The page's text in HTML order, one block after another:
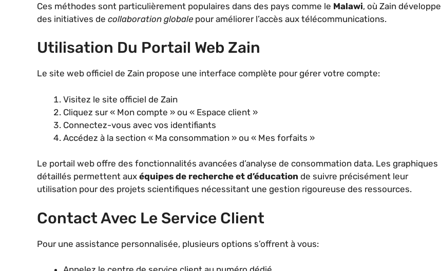
Ces méthodes sont particulièrement populaires dans des pays comme le Malawi, où Zain développe
des initiatives de collaboration globale pour améliorer l’accès aux télécommunications.
Utilisation Du Portail Web Zain
Le site web officiel de Zain propose une interface complète pour gérer votre compte:
Visitez le site officiel de Zain
Cliquez sur « Mon compte » ou « Espace client »
Connectez-vous avec vos identifiants
Accédez à la section « Ma consommation » ou « Mes forfaits »
Le portail web offre des fonctionnalités avancées d’analyse de consommation data. Les graphiques
détaillés permettent aux équipes de recherche et d’éducation de suivre précisément leur
utilisation pour des projets scientifiques nécessitant une gestion rigoureuse des ressources.
Contact Avec Le Service Client
Pour une assistance personnalisée, plusieurs options s’offrent à vous: